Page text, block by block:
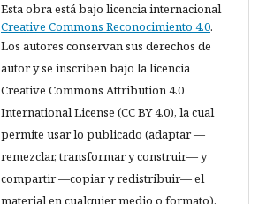
Esta obra está bajo licencia internacional
Creative Commons Reconocimiento 4.0.
Los autores conservan sus derechos de
autor y se inscriben bajo la licencia
Creative Commons Attribution 4.0
International License (CC BY 4.0), la cual
permite usar lo publicado (adaptar —
remezclar, transformar y construir— y
compartir —copiar y redistribuir— el
material en cualquier medio o formato).